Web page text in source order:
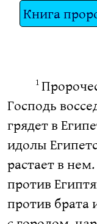
Книга
1
Господь
грядет в
идолы
растает в нем.
против
против брата